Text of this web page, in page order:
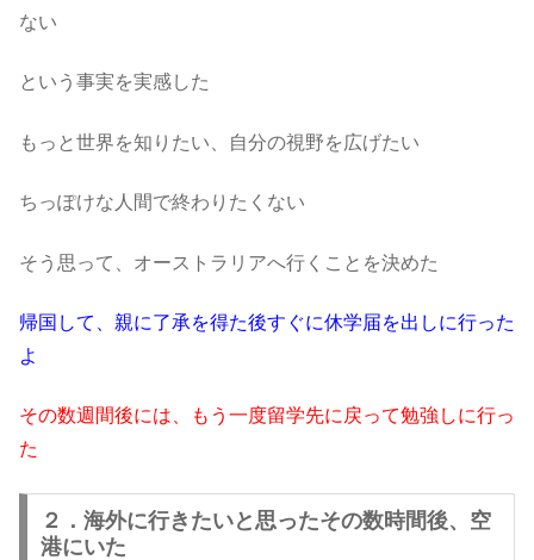
ない
という事実を実感した
もっと世界を知りたい、自分の視野を広げたい
ちっぽけな人間で終わりたくない
そう思って、オーストラリアへ行くことを決めた
帰国して、親に了承を得た後すぐに休学届を出しに行った
よ
その数週間後には、もう一度留学先に戻って勉強しに行っ
た
２．海外に行きたいと思ったその数時間後、空
港にいた